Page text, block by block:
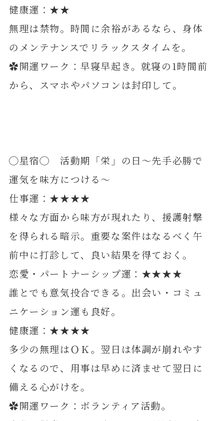
健康運：★★
無理は禁物。時間に余裕があるなら、身体
のメンテナンスでリラックスタイムを。
✿開運ワーク：早寝早起き。就寝の1時間前
から、スマホやパソコンは封印して。
◯星宿◯ 活動期「栄」の日～先手必勝で
運気を味方につける～
仕事運：★★★★
様々な方面から味方が現れたり、援護射撃
を得られる暗示。重要な案件はなるべく午
前中に打診して、良い結果を得ておく。
恋愛・パートナーシップ運：★★★★
誰とでも意気投合できる。出会い・コミュ
ニケーション運も良好。
健康運：★★★★
多少の無理はＯＫ。翌日は体調が崩れやす
くなるので、用事は早めに済ませて翌日に
備える心がけを。
✿開運ワーク：ボランティア活動。